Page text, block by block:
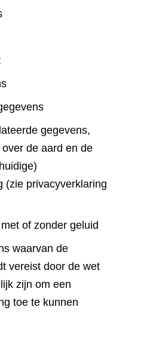
gegevens,
de aard en de
(zie privacyverklaring
of zonder geluid
waarvan de
vereist door de wet
zijn om een
toe te kunnen